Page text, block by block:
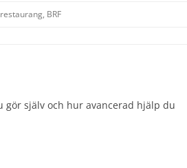
BRF
gör själv och hur avancerad hjälp du